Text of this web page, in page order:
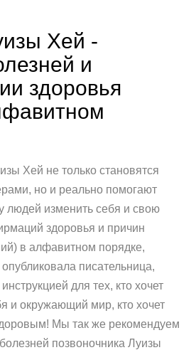
Хей -
и
здоровья
Хей не только становятся
но и реально помогают
людей изменить себя и свою
здоровья и причин
в алфавитном порядке,
писательница,
для тех, кто хочет
и окружающий мир, кто хочет
Мы так же рекомендуем
позвоночника Луизы